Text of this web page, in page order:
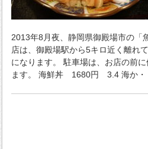
2013年8月夜、静岡県御殿場市の「
店は、御殿場駅から5キロ近く離れ
になります。 駐車場は、お店の前
ます。 海鮮丼 1680円 3.4 海か・